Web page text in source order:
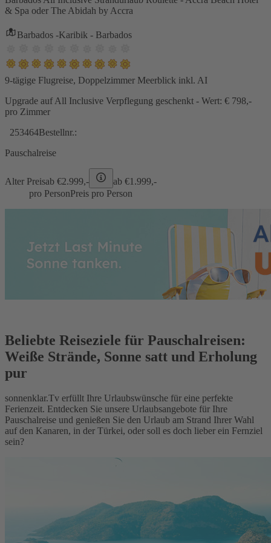
& Spa oder The Abidah by Accra
Barbados -Karibik - Barbados
9-tägige Flugreise, Doppelzimmer Meerblick inkl. AI
Upgrade auf All Inclusive Verpflegung geschenkt - Wert: € 798,-
pro Zimmer
253464Bestellnr.:
Pauschalreise
Alter Preisab €2.999,- ab €1.999,-
pro PersonPreis pro Person
Beliebte Reiseziele für Pauschalreisen:
Weiße Strände, Sonne satt und Erholung
pur
sonnenklar.Tv erfüllt Ihre Urlaubswünsche für eine perfekte
Ferienzeit. Entdecken Sie unsere Urlaubsangebote für Ihre
Pauschalreise und genießen Sie den Urlaub am Strand Ihrer Wahl
auf den Kanaren, in der Türkei, oder soll es doch lieber ein Fernziel
sein?